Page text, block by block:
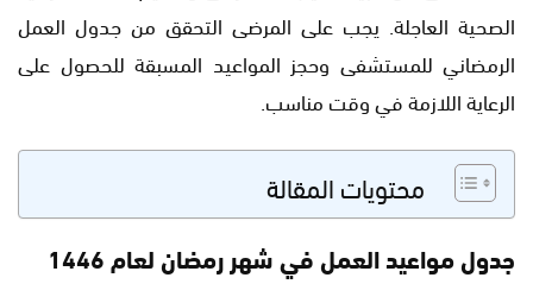
الصحية العاجلة. يجب على المرضى التحقق من جدول العمل
الرمضاني للمستشفى وحجز المواعيد المسبقة للحصول على
الرعاية اللازمة في وقت مناسب.
محتويات المقالة
جدول مواعيد العمل في شهر رمضان لعام 1446